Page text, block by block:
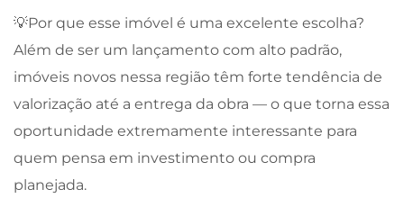
💡Por que esse imóvel é uma excelente escolha?
Além de ser um lançamento com alto padrão,
imóveis novos nessa região têm forte tendência de
valorização até a entrega da obra — o que torna essa
oportunidade extremamente interessante para
quem pensa em investimento ou compra
planejada.